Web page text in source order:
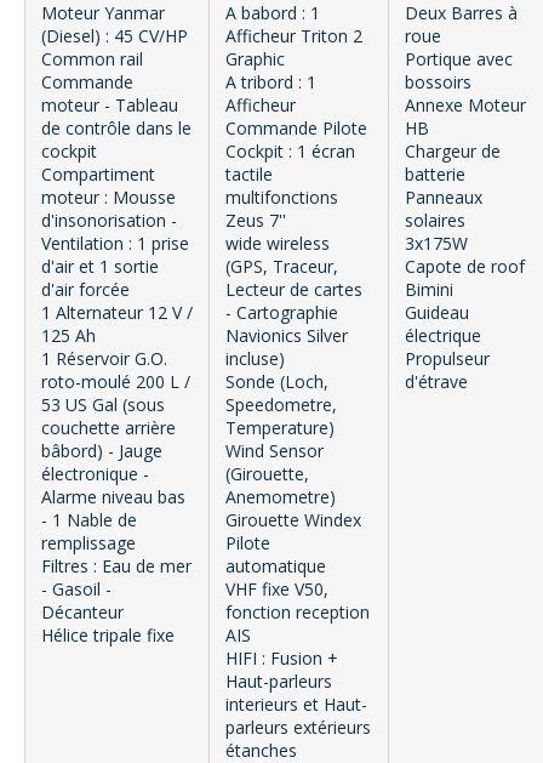
Moteur Yanmar
(Diesel) : 45 CV/HP
Common rail
Commande
moteur - Tableau
de contrôle dans le
cockpit
Compartiment
moteur : Mousse
d'insonorisation -
Ventilation : 1 prise
d'air et 1 sortie
d'air forcée
1 Alternateur 12 V /
125 Ah
1 Réservoir G.O.
roto-moulé 200 L /
53 US Gal (sous
couchette arrière
bâbord) - Jauge
électronique -
Alarme niveau bas
- 1 Nable de
remplissage
Filtres : Eau de mer
- Gasoil -
Décanteur
Hélice tripale fixe
A babord : 1
Afficheur Triton 2
Graphic
A tribord : 1
Afficheur
Commande Pilote
Cockpit : 1 écran
tactile
multifonctions
Zeus 7''
wide wireless
(GPS, Traceur,
Lecteur de cartes
- Cartographie
Navionics Silver
incluse)
Sonde (Loch,
Speedometre,
Temperature)
Wind Sensor
(Girouette,
Anemometre)
Girouette Windex
Pilote
automatique
VHF fixe V50,
fonction reception
AIS
HIFI : Fusion +
Haut-parleurs
interieurs et Haut-
parleurs extérieurs
étanches
Deux Barres à
roue
Portique avec
bossoirs
Annexe Moteur
HB
Chargeur de
batterie
Panneaux
solaires
3x175W
Capote de roof
Bimini
Guideau
électrique
Propulseur
d'étrave